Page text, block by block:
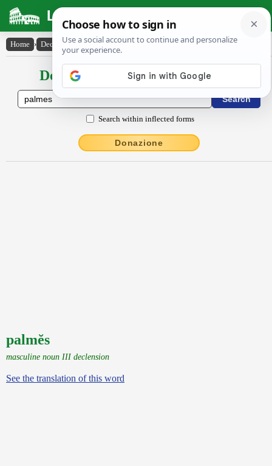
Latin Dictionary
Home › Declensions / Conjugations › palmĕs
Declensions / Conjugations latin
Search within inflected forms
Donazione
palmĕs
masculine noun III declension
See the translation of this word